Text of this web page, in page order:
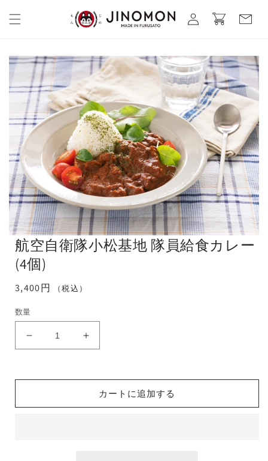
ンツに
進む
グ
イ
ー
航空自衛隊小松基地 隊員給食カレー
(4個)
通
価
3,400円 （税込）
数量
航
カートに追加する